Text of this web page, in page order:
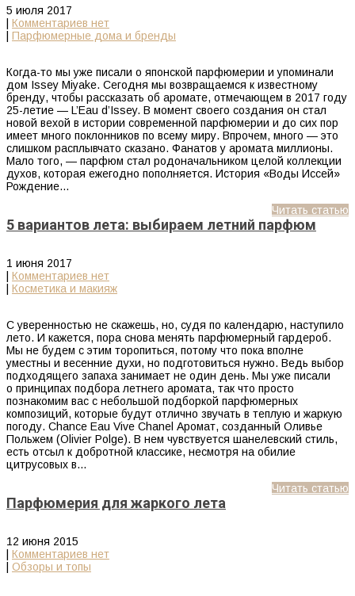
5 июля 2017
Комментариев нет
Парфюмерные дома и бренды
Когда-то мы уже писали о японской парфюмерии и упоминали
дом Issey Miyake. Сегодня мы возвращаемся к известному
бренду, чтобы рассказать об аромате, отмечающем в 2017 году
25-летие — L’Eau d’Issey. В момент своего создания он стал
новой вехой в истории современной парфюмерии и до сих пор
имеет много поклонников по всему миру. Впрочем, много — это
слишком расплывчато сказано. Фанатов у аромата миллионы.
Мало того, — парфюм стал родоначальником целой коллекции
духов, которая ежегодно пополняется. История «Воды Иссей»
Рождение…
Читать статью
5 вариантов лета: выбираем летний парфюм
1 июня 2017
Комментариев нет
Косметика и макияж
С уверенностью не скажешь, но, судя по календарю, наступило
лето. И кажется, пора снова менять парфюмерный гардероб.
Мы не будем с этим торопиться, потому что пока вполне
уместны и весенние духи, но подготовиться нужно. Ведь выбор
подходящего запаха занимает не один день. Мы уже писали
о принципах подбора летнего аромата, так что просто
познакомим вас с небольшой подборкой парфюмерных
композиций, которые будут отлично звучать в теплую и жаркую
погоду. Chance Eau Vive Chanel Аромат, созданный Оливье
Польжем (Olivier Polge). В нем чувствуется шанелевский стиль,
есть отсыл к добротной классике, несмотря на обилие
цитрусовых в…
Читать статью
Парфюмерия для жаркого лета
12 июня 2015
Комментариев нет
Обзоры и топы